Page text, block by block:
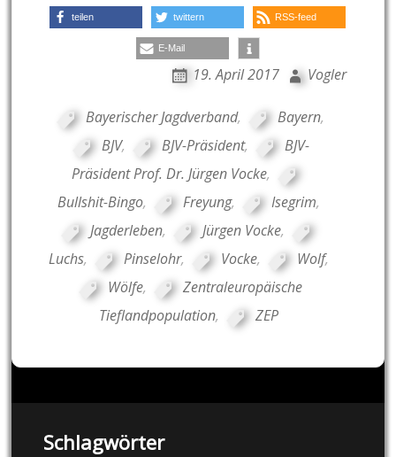
teilen twittern RSS-feed
E-Mail
19. April 2017 Vogler
Bayerischer Jagdverband, Bayern,
BJV, BJV-Präsident,
BJV-
Präsident Prof. Dr. Jürgen Vocke,
Bullshit-Bingo, Freyung, Isegrim,
Jagderleben, Jürgen Vocke,
Luchs, Pinselohr, Vocke, Wolf,
Wölfe,
Zentraleuropäische
Tieflandpopulation, ZEP
Schlagwörter